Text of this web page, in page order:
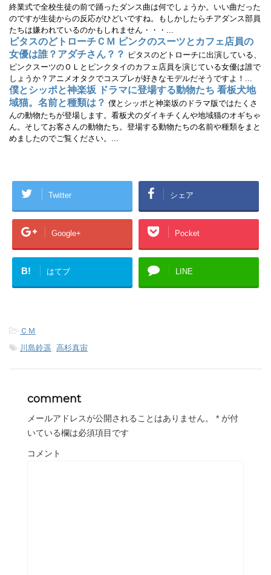
終業式で全校生徒の前で踊ったダンス曲は何でしょうか。いい曲だった
のですが生徒からの反応がひどいですね。もしかしたらチアダンス部員
たちは嫌われているのかもしれません・・・...
ピタスのどトローチＣＭ ピンクのスーツとカフェ店員の
女優は誰？アダチさん？？ ピタスのどトローチに出演している、
ピンクスーツのＯＬとピンクタイのカフェ店員を演じている女優は誰で
しょうか？アニメオタクでコスプレが好きなモデルだそうですよ！...
僕とシッポと神楽坂 ドラマに登場する動物たち 看板犬地
域猫。名前と種類は？ 僕とシッポと神楽坂のドラマ版ではたくさ
んの動物たちが登場します。看板犬のダイキチくんや地域猫のオギちゃ
ん。そしてお客さんの動物たち。登場する動物たちの名前や種類をまと
めましたのでご覧ください。...
Twitter シェア
Google+ Pocket
B! はてブ LINE
- ＣＭ
-川島鈴遥 高杉真宙
comment
メールアドレスが公開されることはありません。 * が付
いている欄は必須項目です
コメント